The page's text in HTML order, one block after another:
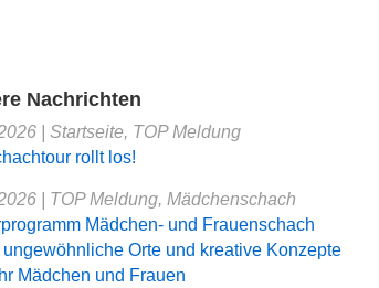
Nachrichten
| Startseite, TOP Meldung
rollt los!
| TOP Meldung, Mädchenschach
Mädchen- und Frauenschach
ungewöhnliche Orte und kreative Konzepte
Mädchen und Frauen